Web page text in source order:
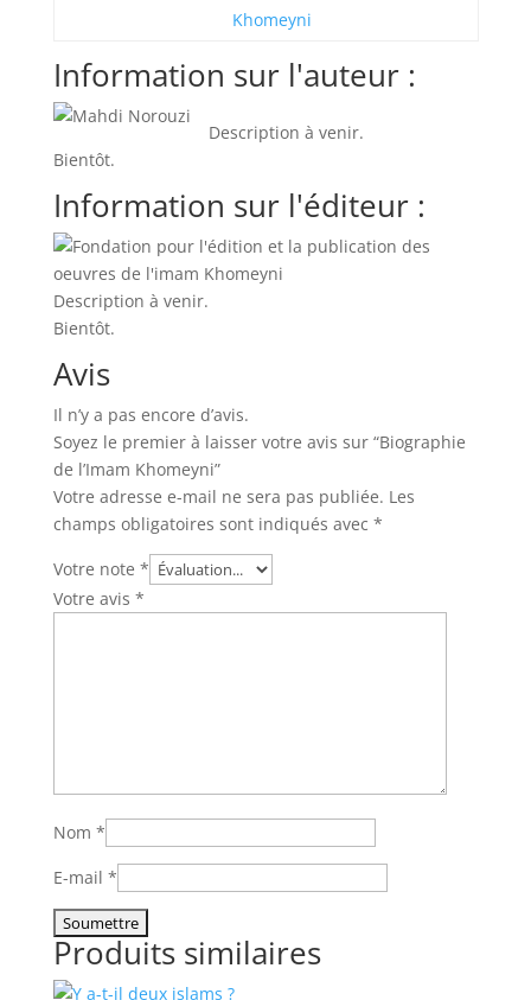
Khomeyni
Information sur l'auteur :
Description à venir.
Bientôt.
Information sur l'éditeur :
Description à venir.
Bientôt.
Avis
Il n’y a pas encore d’avis.
Soyez le premier à laisser votre avis sur “Biographie
de l’Imam Khomeyni”
Votre adresse e-mail ne sera pas publiée. Les
champs obligatoires sont indiqués avec *
Votre note *
Votre avis *
Nom *
E-mail *
Produits similaires